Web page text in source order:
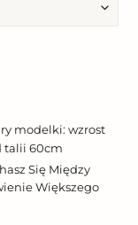
modelki: wzrost
talii 60cm
Się Między
Większego